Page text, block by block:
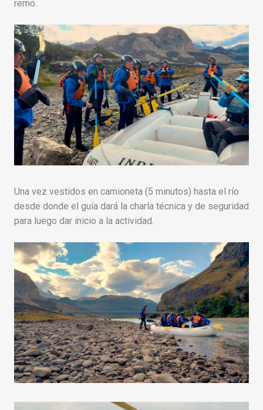
remo.
Una vez vestidos en camioneta (5 minutos) hasta el río
desde donde el guía dará la charla técnica y de seguridad
para luego dar inicio a la actividad.